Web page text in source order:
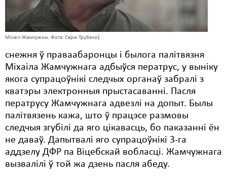
Міхаіл Жамчужны. Фота: Серж Трубачоў
снежня ў праваабаронцы і былога палітвязня
Міхаіла Жамчужнага адбыўся ператрус, у выніку
якога супрацоўнікі следчых органаў забралі з
кватэры электронныя прыстасаванні. Пасля
ператрусу Жамчужнага адвезлі на допыт. Былы
палітвязень кажа, што ў працэсе размовы
следчыя згубілі да яго цікавасць, бо паказанні ён
не даваў. Дапытвалі яго супрацоўнікі 3-га
аддзелу ДФР па Віцебскай вобласці. Жамчужнага
вызвалілі ў той жа дзень пасля абеду.
Мігранты
Мірныя сходы
Палітвязьні
Праваабаронцы
Правы дзіцяці
Пэнітэнцыярная сыстэма
Распальваньне варожасьці
Рознае